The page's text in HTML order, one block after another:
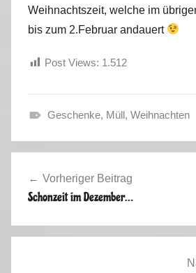
Weihnachtszeit, welche im
bis zum 2.Februar andauert
Post Views: 1.512
i
e
r
Geschenke, Müll, Weihnachten
Vorheriger Beitrag
Schonzeit im Dezember…